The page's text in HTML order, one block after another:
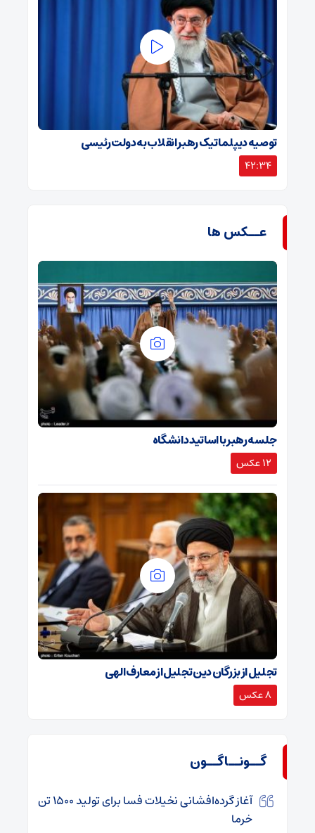
توصیه دیپلماتیک رهبر انقلاب به دولت رئیسی
42:34
عــکس ها
جلسه رهبر با اساتید دانشگاه
12 عکس
تجلیل از بزرگان دین تجلیل از معارف الهی
8 عکس
گــونــاگــون
آغاز گرده‌افشانی نخیلات فسا برای تولید ۱۵۰۰ تن
خرما